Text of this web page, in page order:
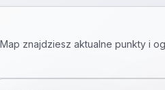
znajdziesz aktualne punkty i